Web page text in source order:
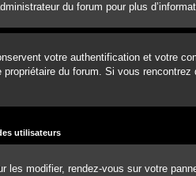
du forum pour plus
votre authentification et votre
du forum. Si vous
utilisateurs
modifier, rendez-vous sur votre